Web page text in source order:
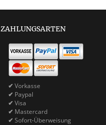
ZAHLUNGSARTEN
✔ Vorkasse
✔ Paypal
✔ Visa
✔ Mastercard
✔ Sofort-Überweisung